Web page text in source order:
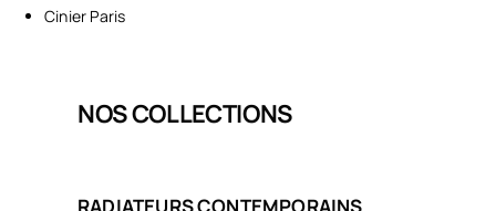
Cinier Paris
NOS COLLECTIONS
RADIATEURS CONTEMPORAINS